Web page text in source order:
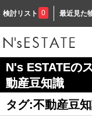
検討リスト 0 最近見た
N's ESTATEの
動産豆知識
タグ:不動産豆